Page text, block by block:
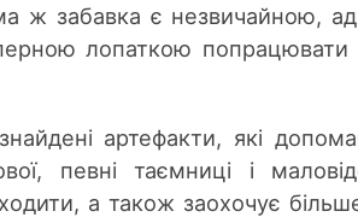
ж забавка є незвичайною,
лопаткою попрацювати
артефакти, які
певні таємниці і
а також заохочує